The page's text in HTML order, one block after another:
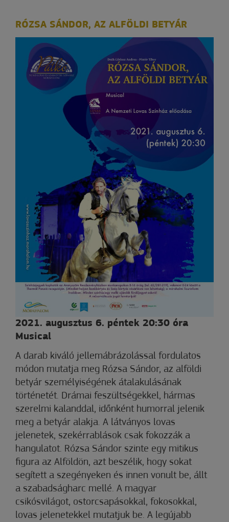
RÓZSA SÁNDOR, AZ ALFÖLDI BETYÁR
2021. augusztus 6. péntek 20:30 óra
Musical
A darab kiváló jellemábrázolással fordulatos
módon mutatja meg Rózsa Sándor, az alföldi
betyár személyiségének átalakulásának
történetét. Drámai feszültségekkel, hármas
szerelmi kalanddal, időnként humorral jelenik
meg a betyár alakja. A látványos lovas
jelenetek, szekérrablások csak fokozzák a
hangulatot. Rózsa Sándor szinte egy mitikus
figura az Alföldön, azt beszélik, hogy sokat
segített a szegényeken és innen vonult be, állt
a szabadságharc mellé. A magyar
csikósvilágot, ostorcsapásokkal, fokosokkal,
lovas jelenetekkel mutatjuk be. A legújabb